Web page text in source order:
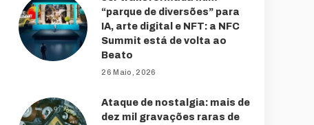
“parque de diversões” para
IA, arte digital e NFT: a NFC
Summit está de volta ao
Beato
26 Maio, 2026
Ataque de nostalgia: mais de
dez mil gravações raras de